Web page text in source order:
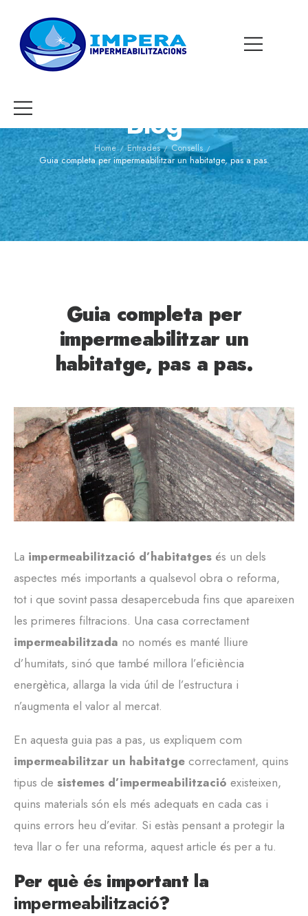
Blog
Home / Entrades / Consells /
Guia completa per impermeabilitzar un habitatge, pas a pas.
Guia completa per
impermeabilitzar un
habitatge, pas a pas.
La impermeabilització d’habitatges és un dels
aspectes més importants a qualsevol obra o reforma,
tot i que sovint passa desapercebuda fins que apareixen
les primeres filtracions. Una casa correctament
impermeabilitzada no només es manté lliure
d’humitats, sinó que també millora l’eficiència
energètica, allarga la vida útil de l’estructura i
n’augmenta el valor al mercat.
En aquesta guia pas a pas, us expliquem com
impermeabilitzar un habitatge correctament, quins
tipus de sistemes d’impermeabilització existeixen,
quins materials són els més adequats en cada cas i
quins errors heu d’evitar. Si estàs pensant a protegir la
teva llar o fer una reforma, aquest article és per a tu.
Per què és important la
impermeabilització?